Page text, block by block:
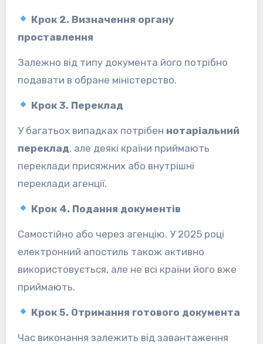
Крок 2. Визначення органу
проставлення
Залежно від типу документа його потрібно
подавати в обране міністерство.
Крок 3. Переклад
У багатьох випадках потрібен нотаріальний
переклад, але деякі країни приймають
переклади присяжних або внутрішні
переклади агенції.
Крок 4. Подання документів
Самостійно або через агенцію. У 2025 році
електронний апостиль також активно
використовується, але не всі країни його вже
приймають.
Крок 5. Отримання готового документа
Час виконання залежить від завантаження